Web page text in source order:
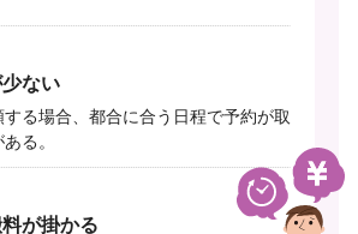
ない
る場合、都合に合う日程で予約が取
る。
が掛かる